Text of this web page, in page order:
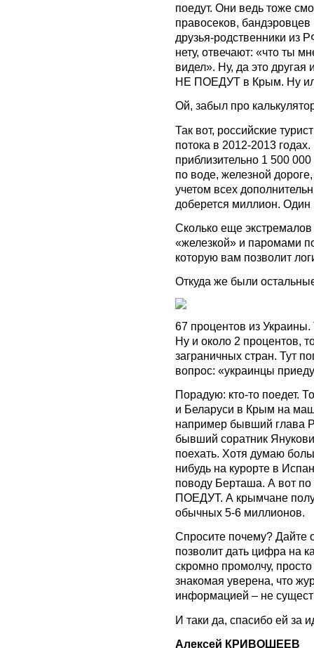
поедут. Они ведь тоже
правосеков,
друзья-родственники из
нету, отвечают: «что ты
видел». Ну, да это другая
НЕ ПОЕДУТ в Крым. Ну
Ой, забыл про
Так вот, российские
потока в 2012-2013
приблизительно 1 500
по воде, железной
учетом всех
доберется миллион.
Сколько еще
«железкой» и паромами
которую вам позволит
Откуда же были
67 процентов из
Ну и около 2 процентов,
заграничных стран. Тут
вопрос: «украинцы
Порадую: кто-то поедет.
и Беларуси в Крым на
например бывший глава
бывший соратник
поехать. Хотя думаю
нибудь на курорте в
поводу Берташа. А вот
ПОЕДУТ. А крымчане
обычных 5-6 миллионов.
Спросите почему? Дайте
позволит дать цифра на
скромно промолчу,
знакомая уверена, что
информацией – не
И таки да, спасибо ей
Алексей КРИВОШЕЕВ